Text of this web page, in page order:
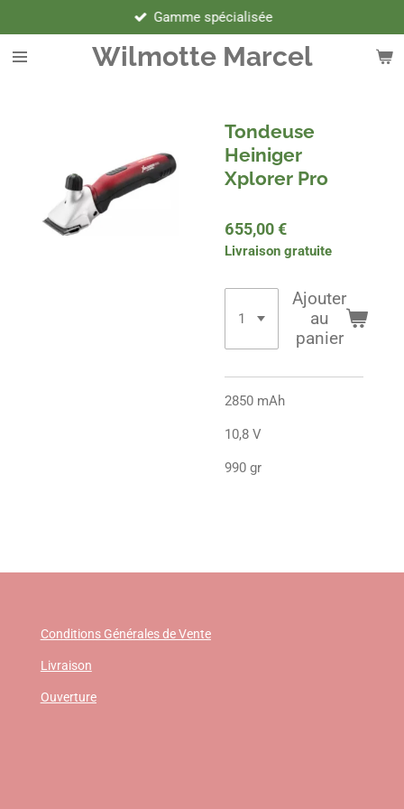
au
contenu
Wilmotte Marcel
Gamme spécialisée
Tondeuse
Heiniger
Xplorer Pro
655,00 €
Livraison gratuite
Ajouter
au
panier
2850 mAh
10,8 V
990 gr
Conditions Générales de Vente
Livraison
Ouverture